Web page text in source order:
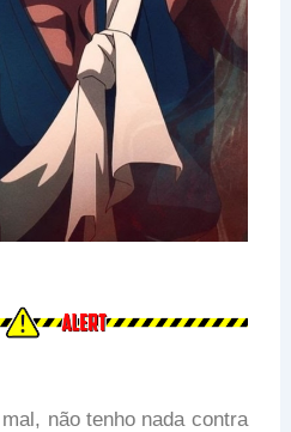
não tenho nada contra